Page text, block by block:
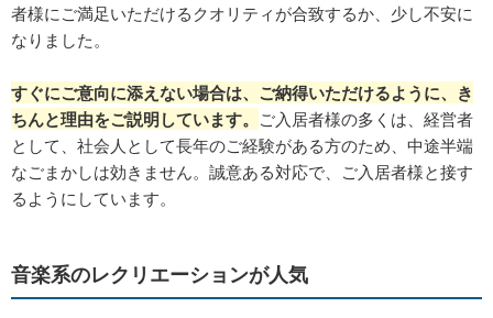
者様にご満足いただけるクオリティが合致するか、少し不安に
なりました。
すぐにご意向に添えない場合は、ご納得いただけるように、き
ちんと理由をご説明しています。 ご入居者様の多くは、経営者
として、社会人として長年のご経験がある方のため、中途半端
なごまかしは効きません。誠意ある対応で、ご入居者様と接す
るようにしています。
音楽系のレクリエーションが人気